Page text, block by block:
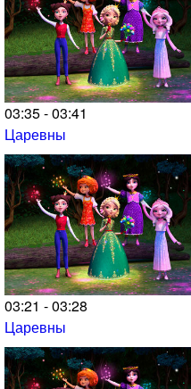
03:35 - 03:41
Царевны
03:21 - 03:28
Царевны